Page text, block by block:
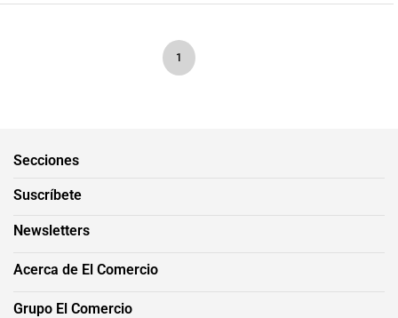
1
Secciones
Suscríbete
Newsletters
Acerca de El Comercio
Grupo El Comercio